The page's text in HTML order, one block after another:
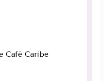
Café Caribe